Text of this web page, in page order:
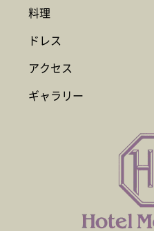
料理
ドレス
アクセス
ギャラリー